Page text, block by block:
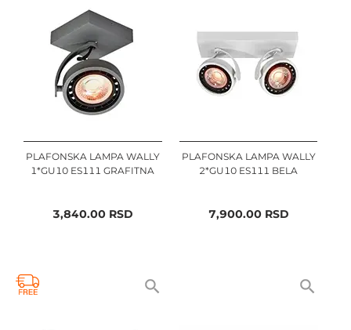
PLAFONSKA LAMPA WALLY
1*GU10 ES111 GRAFITNA
3,840.00RSD
PLAFONSKA LAMPA WALLY
2*GU10 ES111 BELA
7,900.00RSD